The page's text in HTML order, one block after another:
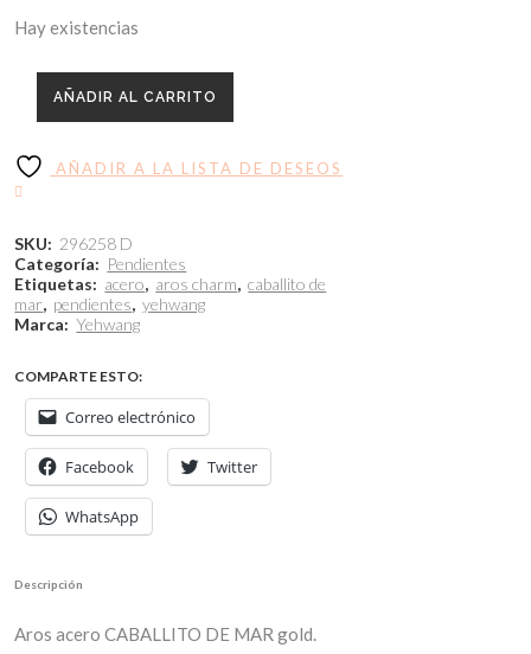
Hay existencias
AÑADIR AL CARRITO
AÑADIR A LA LISTA DE DESEOS
SKU: 296258 D
Categoría: Pendientes
Etiquetas: acero, aros charm, caballito de
mar, pendientes, yehwang
Marca: Yehwang
COMPARTE ESTO:
Correo electrónico
Facebook Twitter
WhatsApp
Descripción
Aros acero CABALLITO DE MAR gold.